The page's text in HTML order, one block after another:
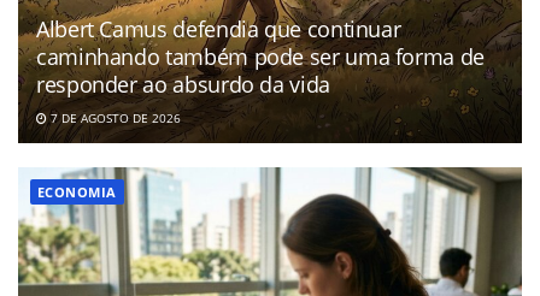
Albert Camus defendia que continuar
caminhando também pode ser uma forma de
responder ao absurdo da vida
7 DE AGOSTO DE 2026
ECONOMIA